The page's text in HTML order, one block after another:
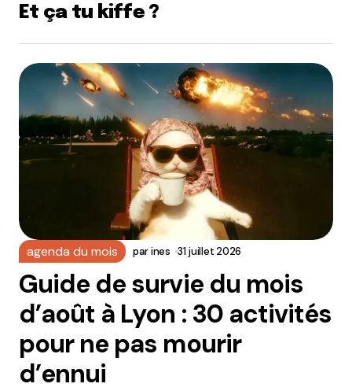
Et ça tu kiffe ?
agenda du mois parines 31 juillet 2026
Guide de survie du mois
d’août à Lyon : 30 activités
pour ne pas mourir
d’ennui